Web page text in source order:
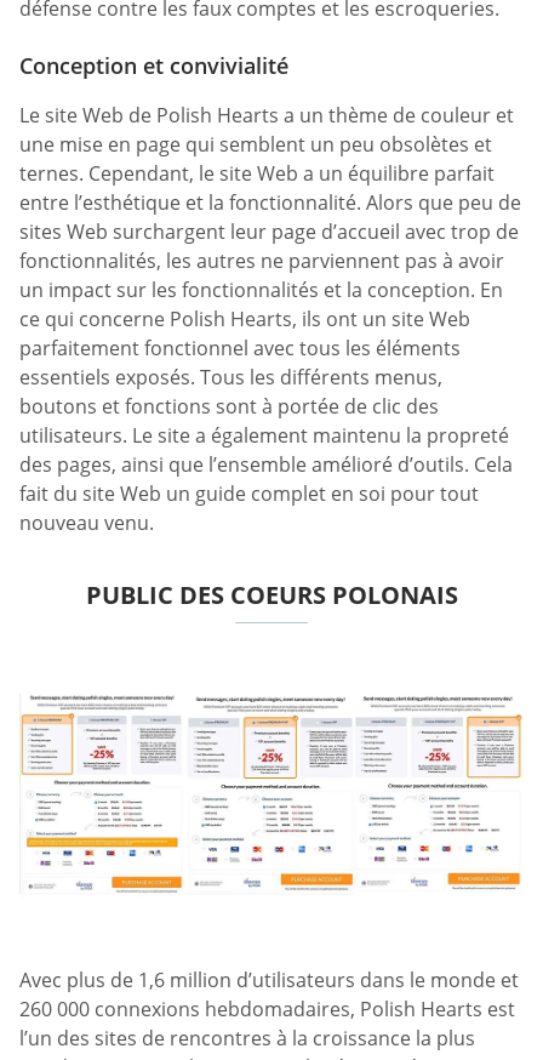
défense contre les faux comptes et les escroqueries.
Conception et convivialité
Le site Web de Polish Hearts a un thème de couleur et
une mise en page qui semblent un peu obsolètes et
ternes. Cependant, le site Web a un équilibre parfait
entre l’esthétique et la fonctionnalité. Alors que peu de
sites Web surchargent leur page d’accueil avec trop de
fonctionnalités, les autres ne parviennent pas à avoir
un impact sur les fonctionnalités et la conception. En
ce qui concerne Polish Hearts, ils ont un site Web
parfaitement fonctionnel avec tous les éléments
essentiels exposés. Tous les différents menus,
boutons et fonctions sont à portée de clic des
utilisateurs. Le site a également maintenu la propreté
des pages, ainsi que l’ensemble amélioré d’outils. Cela
fait du site Web un guide complet en soi pour tout
nouveau venu.
PUBLIC DES COEURS POLONAIS
Avec plus de 1,6 million d’utilisateurs dans le monde et
260 000 connexions hebdomadaires, Polish Hearts est
l’un des sites de rencontres à la croissance la plus